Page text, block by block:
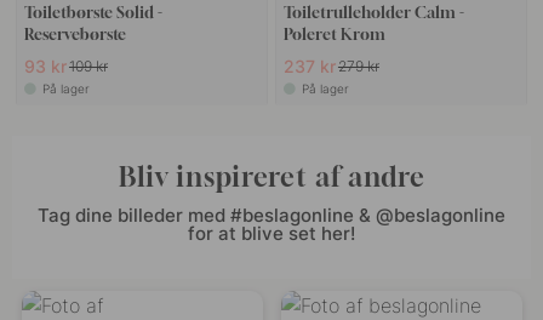
Toiletbørste Solid -
Reservebørste
93 kr109 kr
På lager
Toiletrulleholder Calm -
Poleret Krom
237 kr279 kr
På lager
Bliv inspireret af andre
Tag dine billeder med #beslagonline & @beslagonline
for at blive set her!